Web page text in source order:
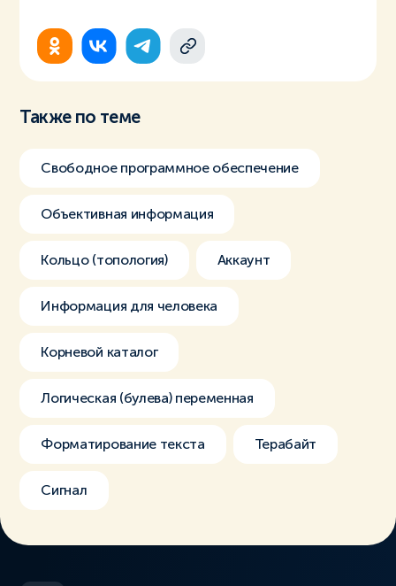
Также по теме
Свободное программное обеспечение
Объективная информация
Кольцо (топология) Аккаунт
Информация для человека
Корневой каталог
Логическая (булева) переменная
Форматирование текста Терабайт
Сигнал